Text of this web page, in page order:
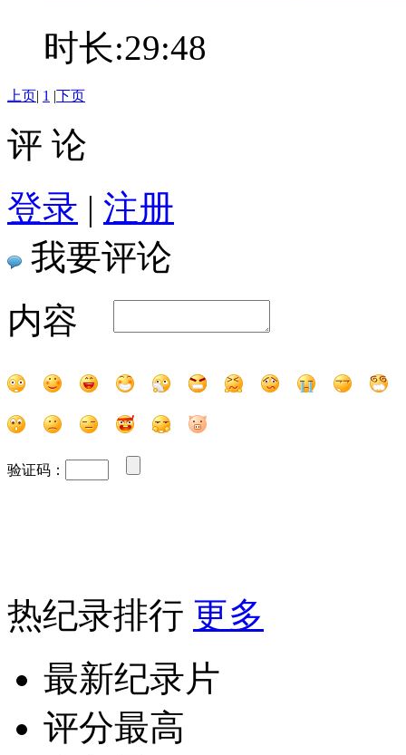
时长:29:48
上页| 1 |下页
评 论
登录 | 注册
我要评论
内容
验证码：
热纪录排行 更多
最新纪录片
评分最高